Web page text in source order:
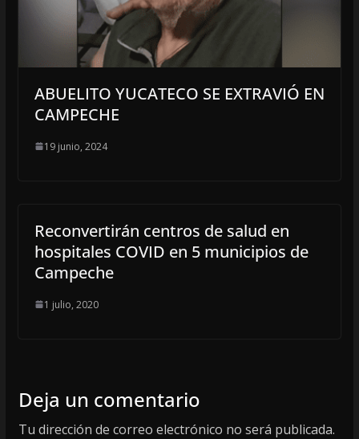
ABUELITO YUCATECO SE EXTRAVIÓ EN
CAMPECHE
19 junio, 2024
Reconvertirán centros de salud en
hospitales COVID en 5 municipios de
Campeche
1 julio, 2020
Deja un comentario
Tu dirección de correo electrónico no será publicada.